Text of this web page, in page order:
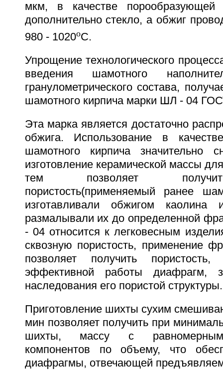
мкм, в качестве
дополнительно стекло, а обжиг
980 - 1020oС.
Упрощение технологического
введения шамотного
гранулометрического состава,
шамотного кирпича марки ШЛ - 04
Эта марка является достаточно
обжига. Использование в
шамотного кирпича значительно
изготовление керамической массы
тем позволяет
пористость(применяемый ранее
изготавливали обжигом
размалывали их до определенной
- 04 относится к легковесным
сквозную пористость, применение
позволяет получить
эффективной работы диафрагм,
наследования его пористой структуры.
Приготовление шихты сухим
мин позволяет получить при
шихты, массу с равномерным
компонентов по объему, что
диафрагмы, отвечающей